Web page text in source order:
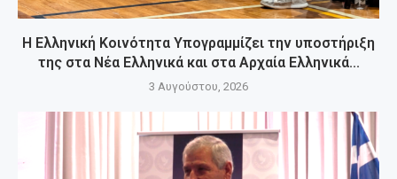
Η Ελληνική Κοινότητα Υπογραμμίζει την υποστήριξη
της στα Νέα Ελληνικά και στα Αρχαία Ελληνικά...
3 Αυγούστου, 2026